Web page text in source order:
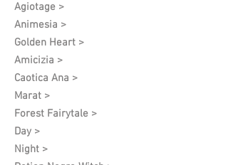
Agiotage >
Animesia >
Golden Heart >
Amicizia >
Caotica Ana >
Marat >
Forest Fairytale >
Day >
Night >